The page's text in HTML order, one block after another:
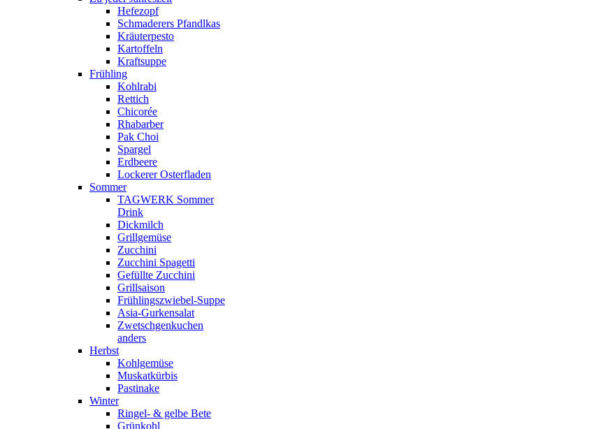
Hefezopf
Schmaderers Pfandlkas
Kräuterpesto
Kartoffeln
Kraftsuppe
Frühling
Kohlrabi
Rettich
Chicorée
Rhabarber
Pak Choi
Spargel
Erdbeere
Lockerer Osterfladen
Sommer
TAGWERK Sommer
Drink
Dickmilch
Grillgemüse
Zucchini
Zucchini Spagetti
Gefüllte Zucchini
Grillsaison
Frühlingszwiebel-Suppe
Asia-Gurkensalat
Zwetschgenkuchen
anders
Herbst
Kohlgemüse
Muskatkürbis
Pastinake
Winter
Ringel- & gelbe Bete
Grünkohl